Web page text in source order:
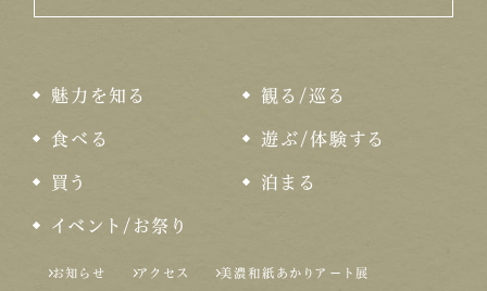
魅力を知る 観る/巡る
食べる 遊ぶ/体験する
買う 泊まる
イベント/お祭り
お知らせ アクセス 美濃和紙あかりアート展